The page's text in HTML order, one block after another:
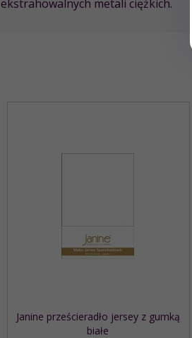
ekstrahowalnych metali ciężkich.
Janine prześcieradło jersey z gumką
białe